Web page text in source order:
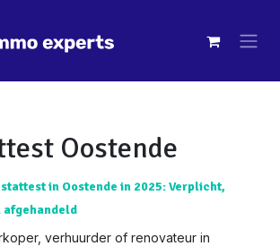
Oostende
in Oostende in 2025: Verplicht,
afgehandeld
verhuurder of renovateur in